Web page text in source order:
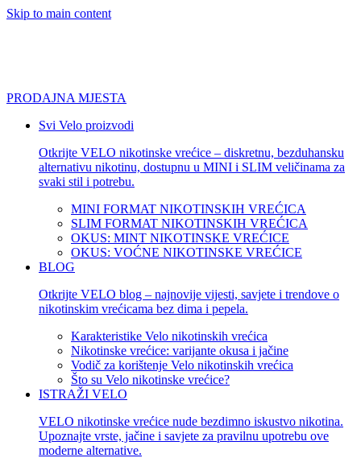
Skip to main content
PRODAJNA MJESTA
Svi Velo proizvodi
Otkrijte VELO nikotinske vrećice – diskretnu, bezduhansku
alternativu nikotinu, dostupnu u MINI i SLIM veličinama za
svaki stil i potrebu.
MINI FORMAT NIKOTINSKIH VREĆICA
SLIM FORMAT NIKOTINSKIH VREĆICA
OKUS: MINT NIKOTINSKE VREĆICE
OKUS: VOĆNE NIKOTINSKE VREĆICE
BLOG
Otkrijte VELO blog – najnovije vijesti, savjete i trendove o
nikotinskim vrećicama bez dima i pepela.
Karakteristike Velo nikotinskih vrećica
Nikotinske vrećice: varijante okusa i jačine
Vodič za korištenje Velo nikotinskih vrećica
Što su Velo nikotinske vrećice?
ISTRAŽI VELO
VELO nikotinske vrećice nude bezdimno iskustvo nikotina.
Upoznajte vrste, jačine i savjete za pravilnu upotrebu ove
moderne alternative.